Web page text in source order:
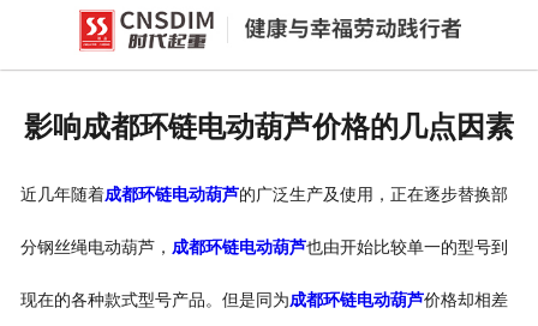
网站首页
影响成都环链电动葫芦价格的几点因素
近几年随着成都环链电动葫芦的广泛生产及使用，正在逐步替换部
分钢丝绳电动葫芦， 成都环链电动葫芦也由开始比较单一的型号到
现在的各种款式型号产品。但是同为成都环链电动葫芦价格却相差